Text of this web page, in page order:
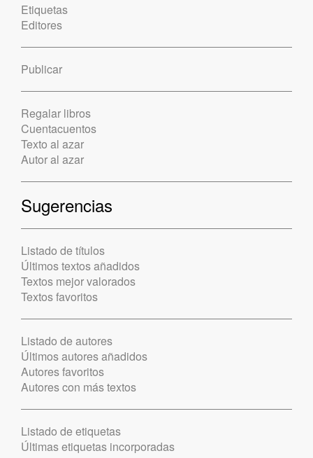
Etiquetas
Editores
Publicar
Regalar libros
Cuentacuentos
Texto al azar
Autor al azar
Sugerencias
Listado de títulos
Últimos textos añadidos
Textos mejor valorados
Textos favoritos
Listado de autores
Últimos autores añadidos
Autores favoritos
Autores con más textos
Listado de etiquetas
Últimas etiquetas incorporadas